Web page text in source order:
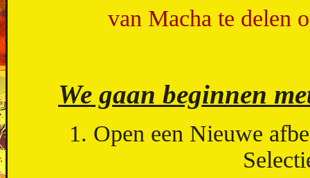
van Macha te delen
We gaan beginnen
1. Open een Nieuwe